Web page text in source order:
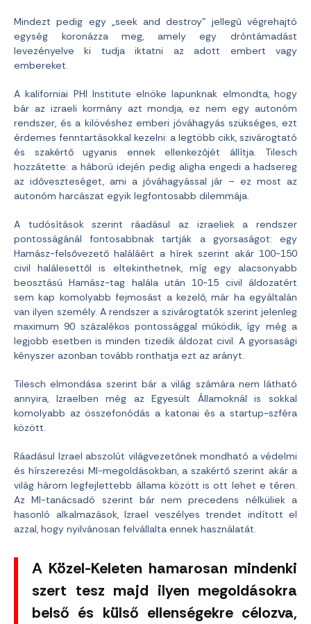
Mindezt pedig egy „seek and destroy” jellegű végrehajtó
egység koronázza meg, amely egy dróntámadást
levezényelve ki tudja iktatni az adott embert vagy
embereket.
A kaliforniai PHI Institute elnöke lapunknak elmondta, hogy
bár az izraeli kormány azt mondja, ez nem egy autonóm
rendszer, és a kilövéshez emberi jóváhagyás szükséges, ezt
érdemes fenntartásokkal kezelni: a legtöbb cikk, szivárogtató
és szakértő ugyanis ennek ellenkezőjét állítja. Tilesch
hozzátette: a háború idején pedig aligha engedi a hadsereg
az időveszteséget, ami a jóváhagyással jár – ez most az
autonóm harcászat egyik legfontosabb dilemmája.
A tudósítások szerint ráadásul az izraeliek a rendszer
pontosságánál fontosabbnak tartják a gyorsaságot: egy
Hamász-felsővezető haláláért a hírek szerint akár 100-150
civil halálesettől is eltekinthetnek, míg egy alacsonyabb
beosztású Hamász-tag halála után 10-15 civil áldozatért
sem kap komolyabb fejmosást a kezelő, már ha egyáltalán
van ilyen személy. A rendszer a szivárogtatók szerint jelenleg
maximum 90 százalékos pontossággal működik, így még a
legjobb esetben is minden tizedik áldozat civil. A gyorsasági
kényszer azonban tovább ronthatja ezt az arányt.
Tilesch elmondása szerint bár a világ számára nem látható
annyira, Izraelben még az Egyesült Államoknál is sokkal
komolyabb az összefonódás a katonai és a startup-szféra
között.
Ráadásul Izrael abszolút világvezetőnek mondható a védelmi
és hírszerezési MI-megoldásokban, a szakértő szerint akár a
világ három legfejlettebb állama között is ott lehet e téren.
Az MI-tanácsadó szerint bár nem precedens nélküliek a
hasonló alkalmazások, Izrael veszélyes trendet indított el
azzal, hogy nyilvánosan felvállalta ennek használatát.
A Közel-Keleten hamarosan mindenki
szert tesz majd ilyen megoldásokra
belső és külső ellenségekre célozva,